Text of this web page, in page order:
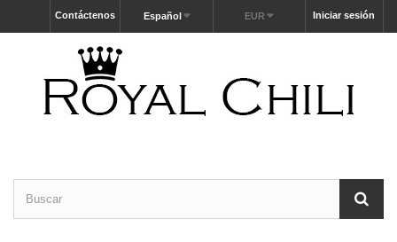
Iniciar sesión
EUR
Español
Contáctenos